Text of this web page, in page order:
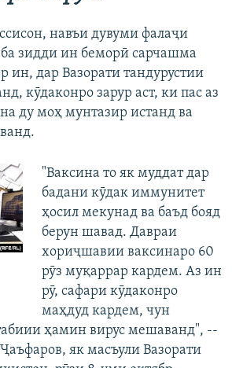
навъи дувуми фалаҷи
ба зидди ин беморӣ сарчашма
ин, дар Вазорати тандурустии
кӯдаконро зарур аст, ки пас аз
ду моҳ мунтазир истанд ва
"Ваксина то як муддат дар
бадани кӯдак иммунитет
ҳосил мекунад ва баъд бояд
берун шавад. Давраи
хориҷшавии ваксинаро 60
рӯз муқаррар кардем. Аз ин
рӯ, сафари кӯдаконро
маҳдуд кардем, чун
ҳамин вирус мешаванд", --
як масъули Вазорати